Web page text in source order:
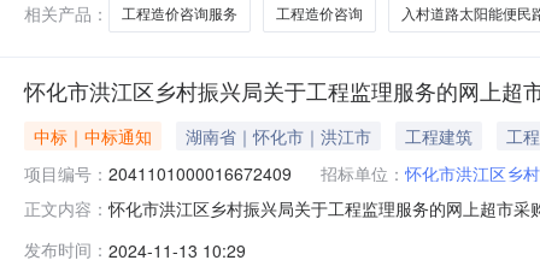
相关产品：
工程造价咨询服务 工程造价咨询 入村道路太阳能便民
怀化市洪江区乡村振兴局关于工程监理服务的网上超
中标｜中标通知 湖南省｜怀化市｜洪江市 工程建筑
工程
项目编号： 2041101000016672409 招标单位： 怀化市洪江区乡
正文内容： 怀化市洪江区乡村振兴局关于工程监理服务的网上超市
政区划名称:湖南省怀化市洪江管理区报价起止时间:-二
发布时间： 2024-11-13 10:29